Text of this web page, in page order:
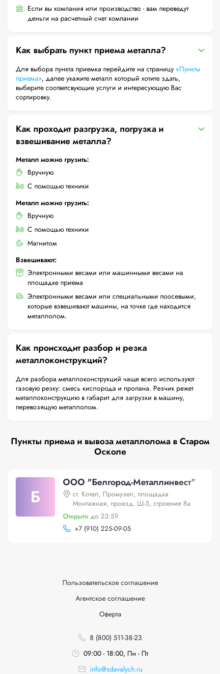
Если вы компания или производство - вам переведут
деньги на расчетный счет компании
Как выбрать пункт приема металла?
Для выбора пункта приемка перейдите на страницу «Пункты
приема», далее укажите металл который хотите здать,
выберите соответсвующие услуги и интересующую Вас
сортировку.
Как проходит разгрузка, погрузка и
взвешивание металла?
Металл можно грузить:
Вручную
С помощью техники
Металл можно грузить:
Вручную
С помощью техники
Магнитом
Взвешивают:
Электронными весами или машинными весами на
площадке приема
Электронными весами или специальными поосевыми,
которые взвешивают машины, на точке где находится
металлолом.
Как происходит разбор и резка
металлоконструкций?
Для разбора металлоконструкций чаще всего используют
газовую резку: смесь кислорода и пропана. Резчик режет
металлоконструкцию в габарит для загрузки в машину,
перевозящую металлолом.
Пункты приема и вывоза металлолома в Старом
Осколе
Б
ООО "Белгород-Металлинвест"
ст. Котел, Промузел, площадка
Монтажная, проезд. Ш-5, строение 8а
Открыто до 23:59
+7 (910) 225-09-05
Пользовательское соглашение
Агентское соглашение
Оферта
8 (800) 511-38-23
09:00 - 18:00, Пн - Пт
info@sdavalych.ru